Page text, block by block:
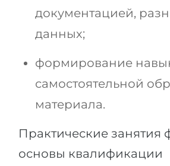
документацией,
данных;
формирование
самостоятельной
материала.
Практические
основы квалификации